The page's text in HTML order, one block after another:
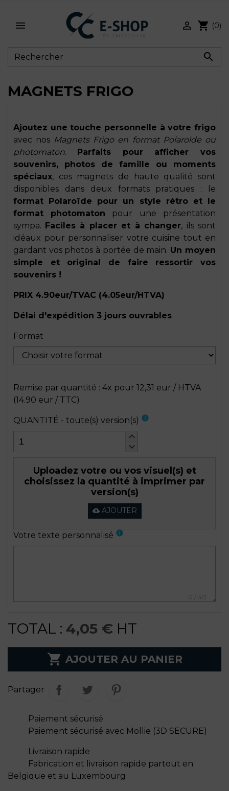


 shopping_cart (0)
MAGNETS FRIGO
Ajoutez une touche personnelle à votre frigo
avec nos Magnets Frigo en format Polaroïde ou
photomaton. Parfaits pour afficher vos
souvenirs, photos de famille ou moments
spéciaux, ces magnets de haute qualité sont
disponibles dans deux formats pratiques : le
format Polaroïde pour un style rétro et le
format photomaton pour une présentation
sympa. Faciles à placer et à changer, ils sont
idéaux pour personnaliser votre cuisine tout en
gardant vos photos à portée de main. Un moyen
simple et original de faire ressortir vos
souvenirs !
PRIX 4.90eur/TVAC (4.05eur/HTVA)
Délai d'expédition 3 jours ouvrables
Format
Remise par quantité : 4x pour 12,31 eur / HTVA
(14.90 eur / TTC)
QUANTITÉ - toute(s) version(s) info
keyboard_arrow_up
keyboard_arrow_down
Uploadez votre ou vos visuel(s) et
choisissez la quantité à imprimer par
version(s)
cloud_uploadAJOUTER
Votre texte personnalisé info
0 40
TOTAL : 4,05 € HT
 AJOUTER AU PANIER
Partager
Paiement sécurisé
Paiement sécurisé avec Mollie (3D SECURE)
Livraison rapide
Fabrication et livraison rapide partout en
Belgique et au Luxembourg